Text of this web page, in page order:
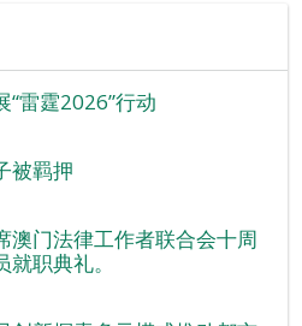
“雷霆2026”行动
被羁押
澳门法律工作者联合会十周
职典礼。